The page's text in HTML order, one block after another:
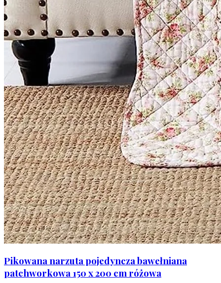
Pikowana narzuta pojedyncza bawełniana
patchworkowa 150 x 200 cm różowa